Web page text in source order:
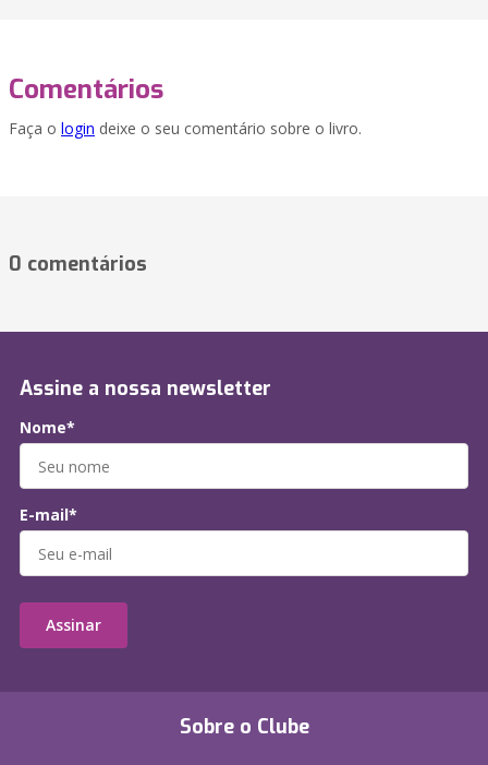
Comentários
Faça o login deixe o seu comentário sobre o livro.
0 comentários
Sobre o Clube
Assine a nossa newsletter
Nome*
E-mail*
Assinar